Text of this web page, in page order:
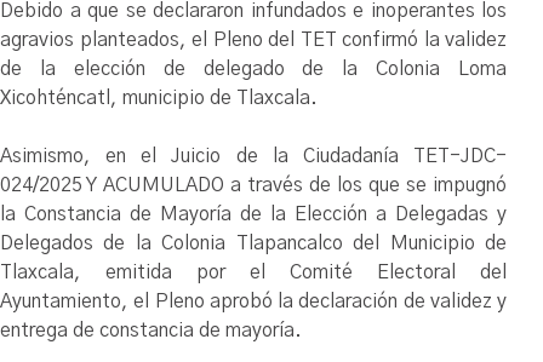
Debido a que se declararon infundados e inoperantes los
agravios planteados, el Pleno del TET confirmó la validez
de la elección de delegado de la Colonia Loma
Xicohténcatl, municipio de Tlaxcala.
Asimismo, en el Juicio de la Ciudadanía TET-JDC-
024/2025 Y ACUMULADO a través de los que se impugnó
la Constancia de Mayoría de la Elección a Delegadas y
Delegados de la Colonia Tlapancalco del Municipio de
Tlaxcala, emitida por el Comité Electoral del
Ayuntamiento, el Pleno aprobó la declaración de validez y
entrega de constancia de mayoría.